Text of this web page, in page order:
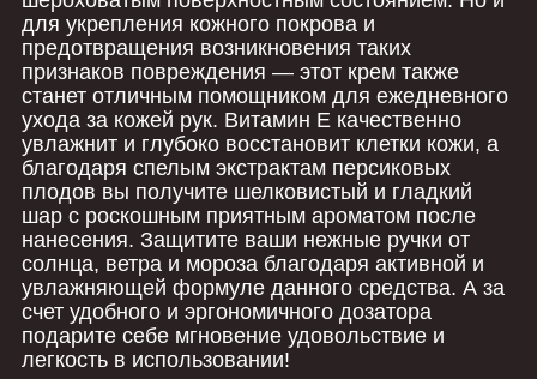
для укрепления кожного покрова и
предотвращения возникновения таких
признаков повреждения — этот крем также
станет отличным помощником для ежедневного
ухода за кожей рук. Витамин Е качественно
увлажнит и глубоко восстановит клетки кожи, а
благодаря спелым экстрактам персиковых
плодов вы получите шелковистый и гладкий
шар с роскошным приятным ароматом после
нанесения. Защитите ваши нежные ручки от
солнца, ветра и мороза благодаря активной и
увлажняющей формуле данного средства. А за
счет удобного и эргономичного дозатора
подарите себе мгновение удовольствие и
легкость в использовании!